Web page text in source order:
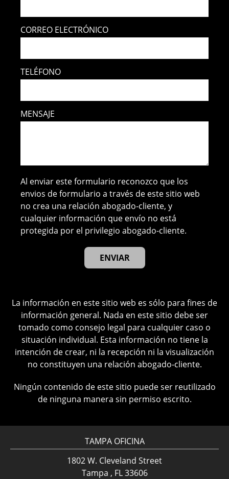
CORREO ELECTRÓNICO
TELÉFONO
MENSAJE
Al enviar este formulario reconozco que los
envios de formulario a través de este sitio web
no crea una relación abogado-cliente, y
cualquier información que envío no está
protegida por el privilegio abogado-cliente.
La información en este sitio web es sólo para fines de
información general. Nada en este sitio debe ser
tomado como consejo legal para cualquier caso o
situación individual. Esta información no tiene la
intención de crear, ni la recepción ni la visualización
no constituyen una relación abogado-cliente.
Ningún contenido de este sitio puede ser reutilizado
de ninguna manera sin permiso escrito.
TAMPA OFICINA
1802 W. Cleveland Street
Tampa , FL 33606